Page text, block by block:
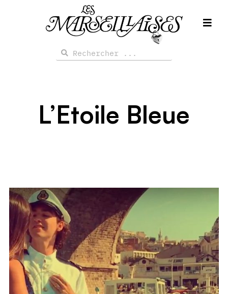
Rechercher
Rechercher
L’Etoile Bleue